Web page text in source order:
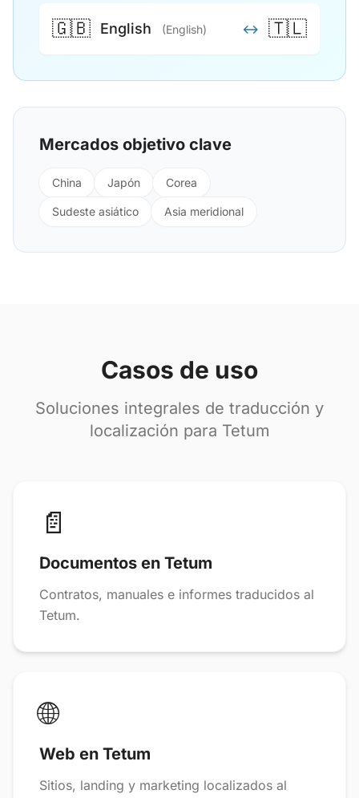
🇬🇧 English (English) ↔ 🇹🇱
Mercados objetivo clave
China Japón Corea
Sudeste asiático Asia meridional
Casos de uso
Soluciones integrales de traducción y
localización para Tetum
📄
Documentos en Tetum
Contratos, manuales e informes traducidos al
Tetum.
🌐
Web en Tetum
Sitios, landing y marketing localizados al